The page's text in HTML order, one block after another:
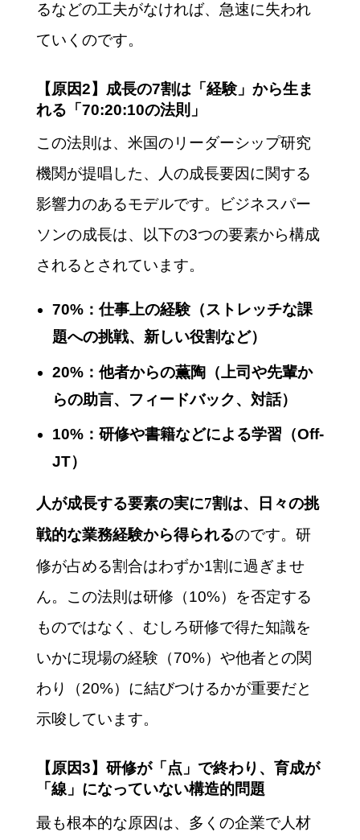
るなどの工夫がなければ、急速に失われ
ていくのです。
【原因2】成長の7割は「経験」から生ま
れる「70:20:10の法則」
この法則は、米国のリーダーシップ研究
機関が提唱した、人の成長要因に関する
影響力のあるモデルです。ビジネスパー
ソンの成長は、以下の3つの要素から構成
されるとされています。
70%：仕事上の経験（ストレッチな課
題への挑戦、新しい役割など）
20%：他者からの薫陶（上司や先輩か
らの助言、フィードバック、対話）
10%：研修や書籍などによる学習（Off-
JT）
人が成長する要素の実に7割は、日々の挑
戦的な業務経験から得られるのです。研
修が占める割合はわずか1割に過ぎませ
ん。この法則は研修（10%）を否定する
ものではなく、むしろ研修で得た知識を
いかに現場の経験（70%）や他者との関
わり（20%）に結びつけるかが重要だと
示唆しています。
【原因3】研修が「点」で終わり、育成が
「線」になっていない構造的問題
最も根本的な原因は、多くの企業で人材